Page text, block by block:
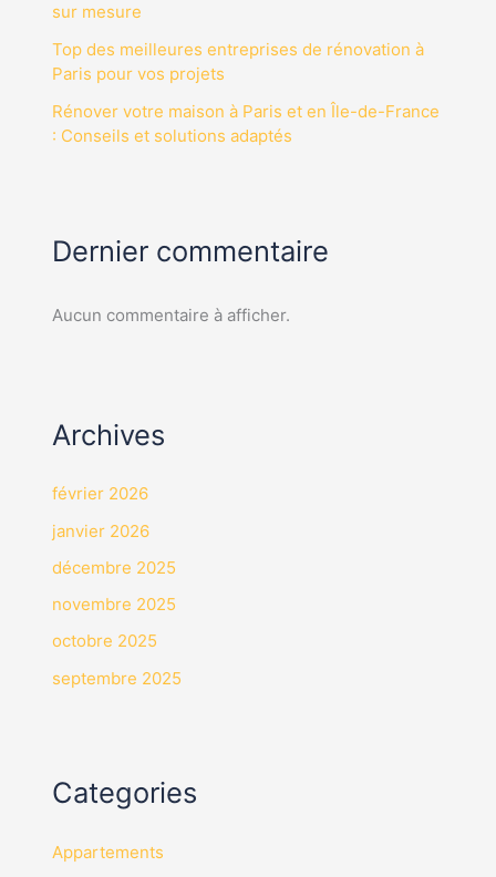
sur mesure
Top des meilleures entreprises de rénovation à
Paris pour vos projets
Rénover votre maison à Paris et en Île-de-France
: Conseils et solutions adaptés
Dernier commentaire
Aucun commentaire à afficher.
Archives
février 2026
janvier 2026
décembre 2025
novembre 2025
octobre 2025
septembre 2025
Categories
Appartements